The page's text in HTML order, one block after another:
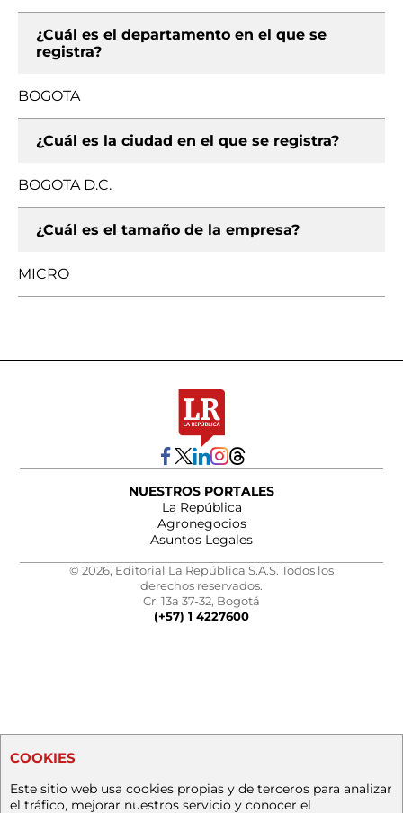
¿Cuál es el departamento en el que se
registra?
BOGOTA
¿Cuál es la ciudad en el que se registra?
BOGOTA D.C.
¿Cuál es el tamaño de la empresa?
MICRO
NUESTROS PORTALES
La República
Agronegocios
Asuntos Legales
© 2026, Editorial La República S.A.S. Todos los
derechos reservados.
Cr. 13a 37-32, Bogotá
(+57) 1 4227600
COOKIES
Este sitio web usa cookies propias y de terceros para analizar
el tráfico, mejorar nuestros servicio y conocer el